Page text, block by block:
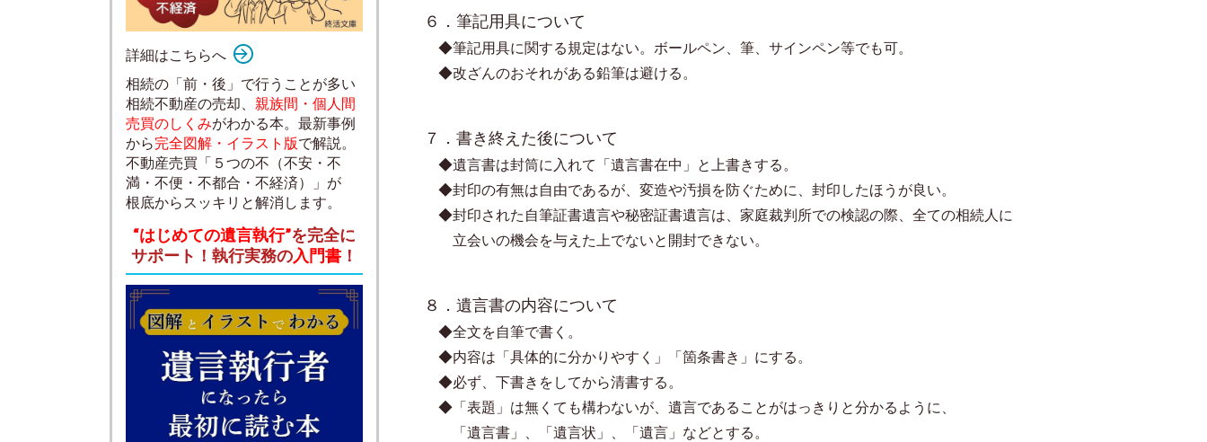
６．筆記用具について
◆筆記用具に関する規定はない。ボールペン、筆、サインペン等でも可。
◆改ざんのおそれがある鉛筆は避ける。
７．書き終えた後について
◆遺言書は封筒に入れて「遺言書在中」と上書きする。
◆封印の有無は自由であるが、変造や汚損を防ぐために、封印したほうが良い。
◆封印された自筆証書遺言や秘密証書遺言は、家庭裁判所での検認の際、全ての相続人に
立会いの機会を与えた上でないと開封できない。
８．遺言書の内容について
◆全文を自筆で書く。
◆内容は「具体的に分かりやすく」「箇条書き」にする。
◆必ず、下書きをしてから清書する。
◆「表題」は無くても構わないが、遺言であることがはっきりと分かるように、
「遺言書」、「遺言状」、「遺言」などとする。
詳細はこちらへ
相続の「前・後」で行うことが多い
相続不動産の売却、 親族間・個人間
売買のしくみがわかる本。最新事例
から完全図解・イラスト版で解説。
不動産売買「５つの不（不安・不
満・不便・不都合・不経済）」が
根底からスッキリと解消します。
“はじめての遺言執行”を完全に
サポート！執行実務の入門書 ！